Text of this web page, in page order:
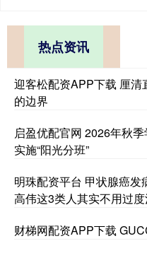
热点资讯
迎客松配资APP下载 厘
的边界
启盈优配官网 2026年秋
实施“阳光分班”
明珠配资平台 甲状腺癌
高伟这3类人其实不用过
财梯网配资APP下载